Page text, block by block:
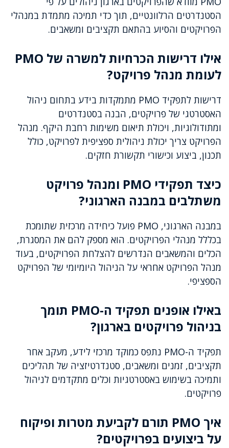
הסטנדרטים הרלוונטיים, תוך כדי תמיכה מתמדת במנהלי
הפרויקטים והסיוע בהתאם תקציבים ומשאבים.
אילו דרישות הכרחיות למשרה של PMO
לעומת מנהל פרויקט?
דרישות לתפקיד PMO מתמקדות בידע בתחום ניהול
האסטרטגי של פרויקטים, הבנה בסטנדרטים
ומתודולוגיות, ויכולת תיאום משימות רחבת היקף. מנהל
הפרויקט צריך יכולת ניהולית ספציפית לפרויקט, כולל
תכנון, ביצוע וכישורי תקשורת חזקים.
כיצד תפקידי PMO ומנהל פרויקט
משתלבים במבנה הארגוני?
במבנה הארגוני, PMO פועל כיחידה מרכזית שתומכת
בכללל מנהלי הפרויקטים. הוא מספק להם את המסגרת,
הכלים והמשאבים הנדרשים להצלחת הפרויקטים, בעוד
מנהל הפרויקט אחראי על הניהול היומיומי של הפרויקט
הספציפי.
באילו אופנים תפקיד ה-PMO תומך
בניהול פרויקטים בארגון?
תפקיד ה-PMO נתפס כמוקד מרכזי לידע, מעקב אחר
תקציבים, זמנים ומשאבים, סטנדרטיזציה של תהליכים
ותמיכה בשימוש באסטרטגיות וכלים מתקדמים לניהול
פרויקטים.
איך PMO תורם לקביעת מטרות ופיקוח
על ביצועים בפרויקטים?